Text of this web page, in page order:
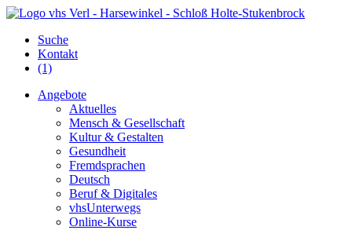
Suche
Kontakt
(1)
Angebote
Aktuelles
Mensch & Gesellschaft
Kultur & Gestalten
Gesundheit
Fremdsprachen
Deutsch
Beruf & Digitales
vhsUnterwegs
Online-Kurse